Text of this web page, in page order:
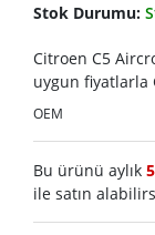
Stok Durumu:
Citroen C5
uygun fiyatlarla
OEM
Bu ürünü aylık
ile satın